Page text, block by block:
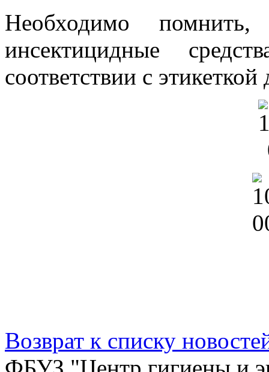
Необходимо
инсектицидные
соответствии с
Возврат к списку